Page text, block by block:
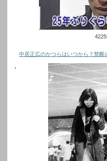
中居正広のかつらはいつから？禁断